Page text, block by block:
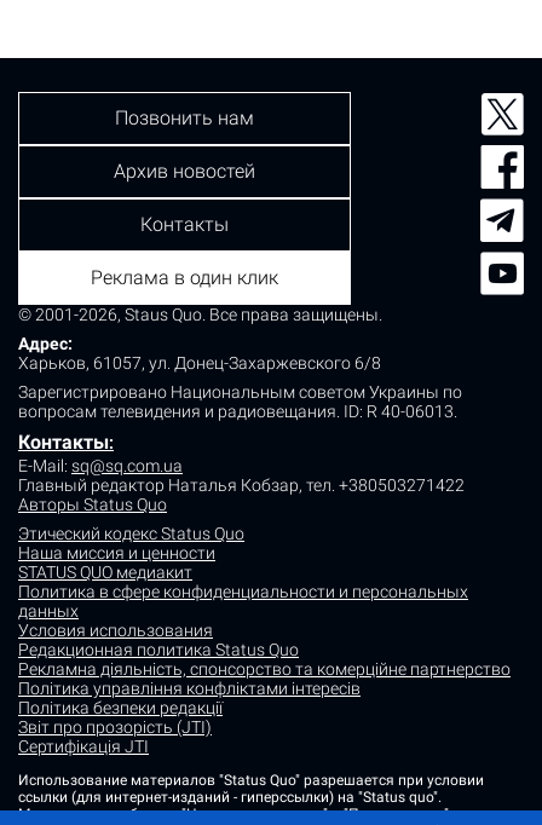
© 2001-2026, Staus Quo. Все права защищены.
Адрес:
Харьков, 61057, ул. Донец-Захаржевского 6/8
Зарегистрировано Национальным советом Украины по
вопросам телевидения и радиовещания. ID: R 40-06013.
Контакты:
E-Mail: sq@sq.com.ua
Главный редактор Наталья Кобзар, тел. +380503271422
Авторы Status Quo
Этический кодекс Status Quo
Наша миссия и ценности
STATUS QUO медиакит
Политика в сфере конфиденциальности и персональных
данных
Условия использования
Редакционная политика Status Quo
Рекламна діяльність, спонсорство та комерційне партнерство
Політика управління конфліктами інтересів
Політика безпеки редакції
Звіт про прозорість (JTI)
Сертифікація JTI
Позвонить нам
Архив новостей
Контакты
Реклама в один клик
Использование материалов "Status Quo" разрешается при условии
ссылки (для интернет-изданий - гиперссылки) на "Status quo".
Материалы в рубриках "Новости партнеров" и "Пресс-релизы"